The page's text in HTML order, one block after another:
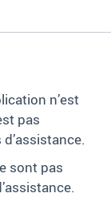
n’est
pas
sont pas